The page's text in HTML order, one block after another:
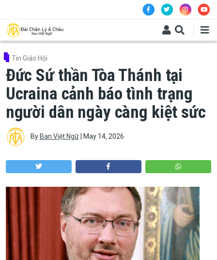
Tin Giáo Hội
Đức Sứ thần Tòa Thánh tại
Ucraina cảnh báo tình trạng
người dân ngày càng kiệt sức
By Ban Việt Ngữ| May 14, 2026